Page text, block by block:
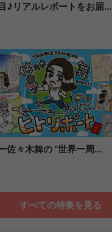
♪リアルレポートをお届...
佐々木舞の “世界一周...
すべての特集を見る